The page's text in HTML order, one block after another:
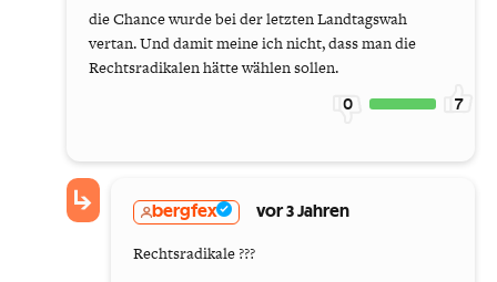
die Chance wurde bei der letzten Landtagswah
vertan. Und damit meine ich nicht, dass man die
Rechtsradikalen hätte wählen sollen.
0 7
bergfex vor 3 Jahren
Rechtsradikale ???